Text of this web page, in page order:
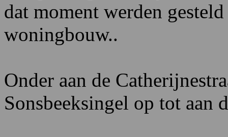
dat moment werden
woningbouw..
Onder aan de
Sonsbeeksingel op tot aan